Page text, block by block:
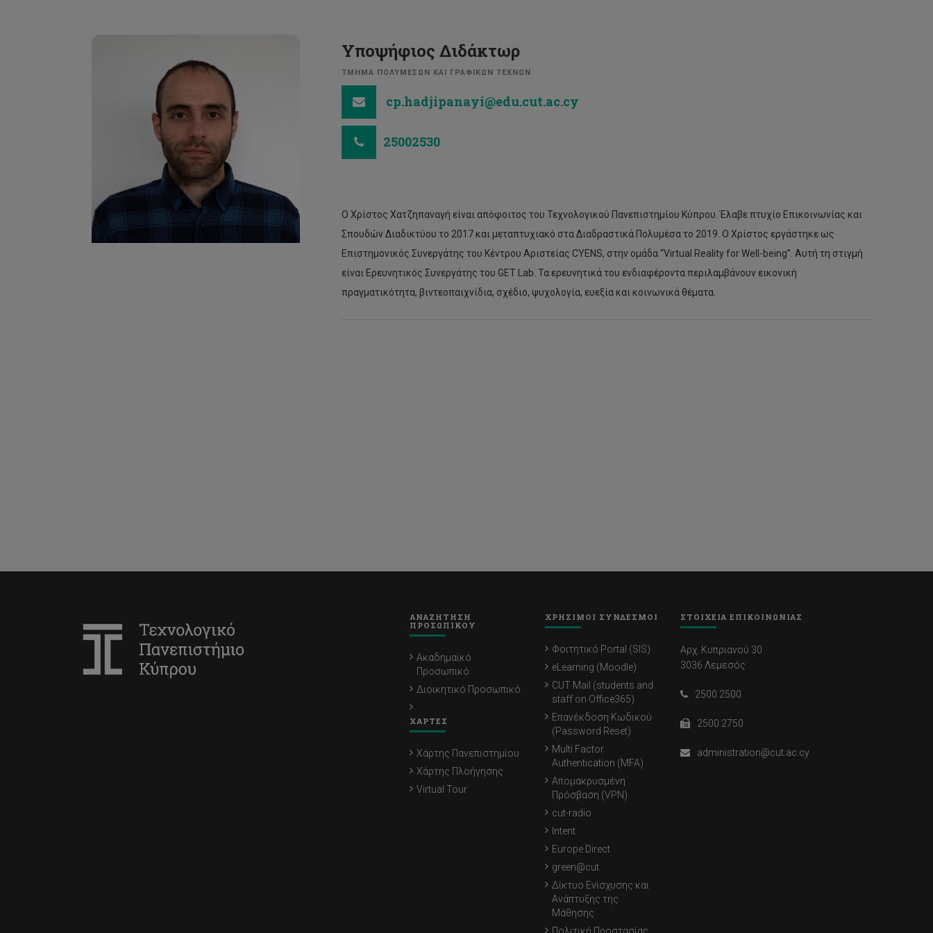
Υποψήφιος Διδάκτωρ
ΤΜΗΜΑ ΠΟΛΥΜΕΣΩΝ ΚΑΙ ΓΡΑΦΙΚΩΝ ΤΕΧΝΩΝ
cp.hadjipanayi@edu.cut.ac.cy
25002530
Ο Χρίστος Χατζηπαναγή είναι απόφοιτος του Τεχνολογικού Πανεπιστημίου Κύπρου. Έλαβε πτυχίο Επικοινωνίας και
Σπουδών Διαδικτύου το 2017 και μεταπτυχιακό στα Διαδραστικά Πολυμέσα το 2019. Ο Χρίστος εργάστηκε ως
Επιστημονικός Συνεργάτης του Κέντρου Αριστείας CYENS, στην ομάδα “Virtual Reality for Well-being”. Αυτή τη στιγμή
είναι Ερευνητικός Συνεργάτης του GET Lab. Τα ερευνητικά του ενδιαφέροντα περιλαμβάνουν εικονική
πραγματικότητα, βιντεοπαιχνίδια, σχέδιο, ψυχολογία, ευεξία και κοινωνικά θέματα.
ΑΝΑΖΗΤΗΣΗ
ΠΡΟΣΩΠΙΚΟΥ
Ακαδημαϊκό
Προσωπικό
Διοικητικό Προσωπικό
ΧΑΡΤΕΣ
Χάρτης Πανεπιστημίου
Χάρτης Πλοήγησης
Virtual Tour
ΧΡΗΣΙΜΟΙ ΣΥΝΔΕΣΜΟΙ
Φοιτητικό Portal (SIS)
eLearning (Moodle)
CUT Mail (students and
staff on Office365)
Επανέκδοση Κωδικού
(Password Reset)
Multi Factor
Authentication (MFA)
Απομακρυσμένη
Πρόσβαση (VPN)
cut-radio
Intent
Europe Direct
green@cut
Δίκτυο Ενίσχυσης και
Ανάπτυξης της
Μάθησης
ΣΤΟΙΧΕΙΑ ΕΠΙΚΟΙΝΩΝΙΑΣ
Αρχ. Κυπριανού 30
3036 Λεμεσός
2500 2500
2500 2750
administration@cut.ac.cy